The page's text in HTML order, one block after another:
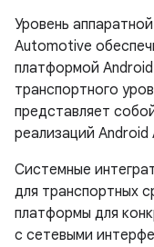
Уровень
Automotive
платформой
транспортного
представляет
реализаций
Системные
для транспортных
платформы для
с сетевыми